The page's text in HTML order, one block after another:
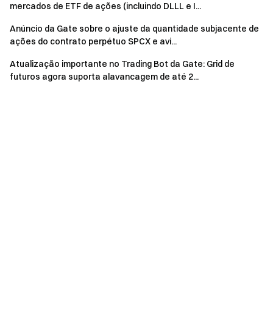
mercados de ETF de ações (incluindo DLLL e I...
Anúncio da Gate sobre o ajuste da quantidade subjacente de
ações do contrato perpétuo SPCX e avi...
Atualização importante no Trading Bot da Gate: Grid de
futuros agora suporta alavancagem de até 2...